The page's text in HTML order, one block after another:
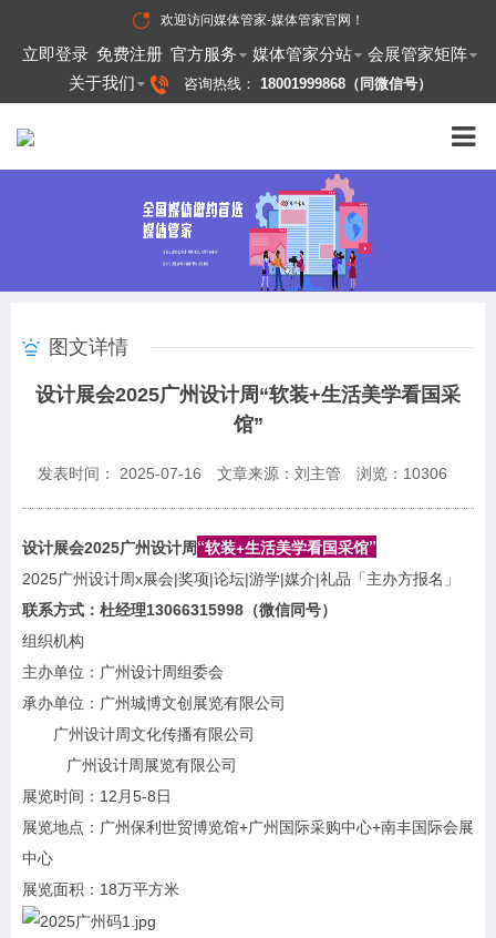
欢迎访问媒体管家-媒体管家官网 ！
立即登录 免费注册 官方服务 媒体管家分站
会展管家矩阵
关于我们
咨询热线： 18001999868（同微信号）
图文详情
设计展会​2025广州设计周“软装+生活美学看国采
馆”
发表时间： 2025-07-16 文章来源：刘主管 浏览： 10306
设计展会2025广州设计周“软装+生活美学看国采馆”
2025广州设计周x展会|奖项|论坛|游学|媒介|礼品「主办方报名」
联系方式：杜经理13066315998（微信同号）
组织机构
主办单位：广州设计周组委会
承办单位：广州城博文创展览有限公司
广州设计周文化传播有限公司
广州设计周展览有限公司
展览时间：12月5-8日
展览地点：广州保利世贸博览馆+广州国际采购中心+南丰国际会展
中心
展览面积：18万平方米